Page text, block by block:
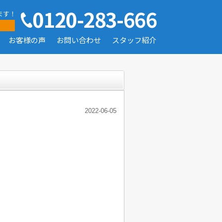
！ 0120-283-666
お客様の声 お問い合わせ スタッフ紹介
2022-06-05